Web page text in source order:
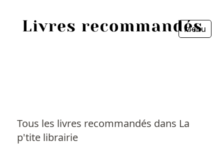
Menu
Tous les livres recommandés dans La
p'tite librairie
Personnes
Fermer